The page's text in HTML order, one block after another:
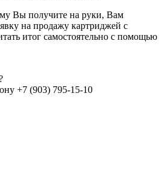
Вы получите на руки, Вам
на продажу картриджей с
итог самостоятельно с помощью
+7 (903) 795-15-10